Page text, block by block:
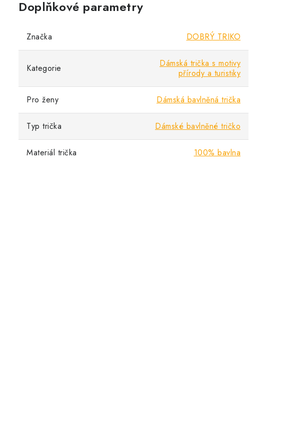
Doplňkové parametry
Značka DOBRÝ TRIKO
Kategorie
Dámská trička s motivy
přírody a turistiky
Pro ženy Dámská bavlněná trička
Typ trička Dámské bavlněné tričko
Materiál trička 100% bavlna